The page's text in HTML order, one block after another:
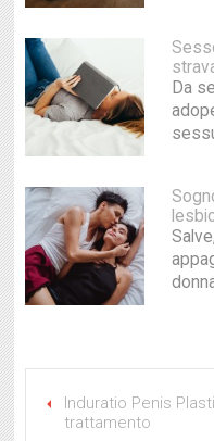
Da
Induratio Penis
trattamento